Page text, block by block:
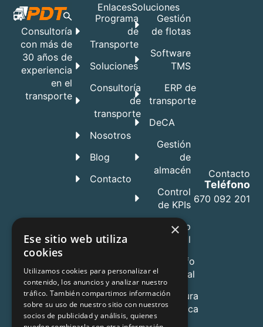
Consultoría
con más de
30 años de
experiencia
en el
transporte
Enlaces
Programa
de
Transporte
Soluciones
Consultoría
de
transporte
Nosotros
Blog
Contacto
Soluciones
Gestión
de flotas
Software
TMS
ERP de
transporte
DeCA
Gestión
de
almacén
Control
de KPIs
App
Móvil
Tacógrafo
digital
Factura
electrónica
Contacto
Teléfono
670 092 201
×
Ese sitio web utiliza
cookies
Utilizamos cookies para personalizar el
contenido, los anuncios y analizar nuestro
tráfico. También compartimos información
sobre su uso de nuestro sitio con nuestros
socios de publicidad y análisis, quienes